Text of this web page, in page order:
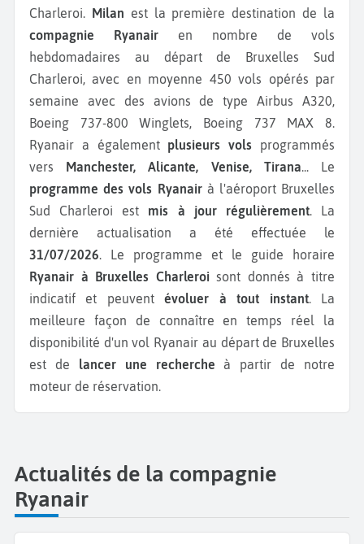
Charleroi.
Milan est la première destination de la
compagnie Ryanair en nombre de vols
hebdomadaires au départ de Bruxelles Sud
Charleroi, avec en moyenne 450 vols opérés par
semaine avec des avions de type Airbus A320,
Boeing 737-800 Winglets, Boeing 737 MAX 8.
Ryanair a également plusieurs vols programmés
vers
Manchester, Alicante, Venise, Tirana...
Le
programme des vols Ryanairà l'aéroport Bruxelles
Sud Charleroi est mis à jour régulièrement. La
dernière actualisation a été effectuée le
31/07/2026. Le programme et le guide horaire
Ryanair à Bruxelles Charleroisont donnés à titre
indicatif et peuventévoluer à tout instant. La
meilleure façon de connaître en temps réel la
disponibilité d'un vol Ryanair au départ de Bruxelles
est de lancer une recherche à partir de notre
moteur de réservation.
Actualités de la compagnie
Ryanair